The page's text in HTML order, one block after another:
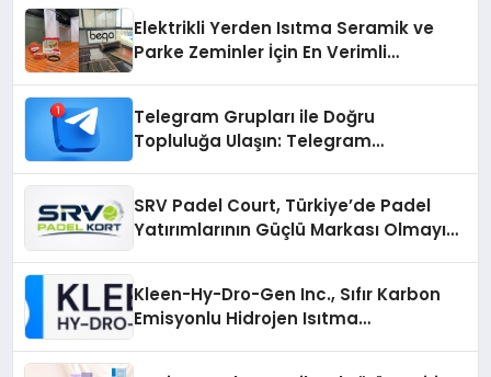
Elektrikli Yerden Isıtma Seramik ve
Parke Zeminler İçin En Verimli
Telegram Grupları ile Doğru
Topluluğa Ulaşın: Telegram
SRV Padel Court, Türkiye’de Padel
Yatırımlarının Güçlü Markası Olmayı
Kleen-Hy-Dro-Gen Inc., Sıfır Karbon
Emisyonlu Hidrojen Isıtma